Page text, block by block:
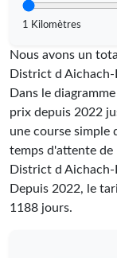
1 Kilomètres
Nous avons un
District d Aichach-
Dans le
prix depuis 2022
une course simple
temps d'attente de
District d Aichach-
Depuis 2022, le
1188 jours.